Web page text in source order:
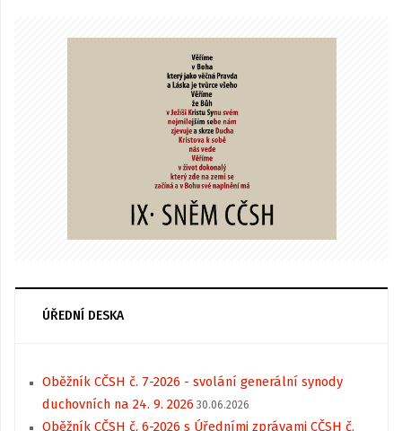
ÚŘEDNÍ DESKA
Oběžník CČSH č. 7-2026 - svolání generální synody
duchovních na 24. 9. 2026 30.06.2026
Oběžník CČSH č. 6-2026 s Úředními zprávami CČSH č.